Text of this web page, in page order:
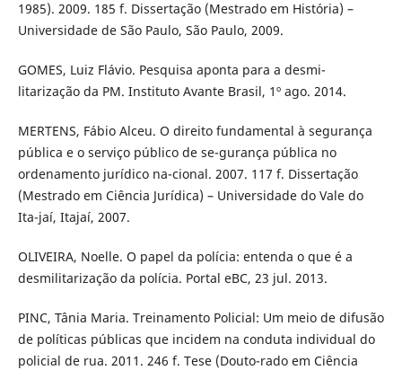
1985). 2009. 185 f. Dissertação (Mestrado em História) –
Universidade de São Paulo, São Paulo, 2009.
GOMES, Luiz Flávio. Pesquisa aponta para a desmi-
litarização da PM. Instituto Avante Brasil, 1º ago. 2014.
MERTENS, Fábio Alceu. O direito fundamental à segurança
pública e o serviço público de se-gurança pública no
ordenamento jurídico na-cional. 2007. 117 f. Dissertação
(Mestrado em Ciência Jurídica) – Universidade do Vale do
Ita-jaí, Itajaí, 2007.
OLIVEIRA, Noelle. O papel da polícia: entenda o que é a
desmilitarização da polícia. Portal eBC, 23 jul. 2013.
PINC, Tânia Maria. Treinamento Policial: Um meio de difusão
de políticas públicas que incidem na conduta individual do
policial de rua. 2011. 246 f. Tese (Douto-rado em Ciência